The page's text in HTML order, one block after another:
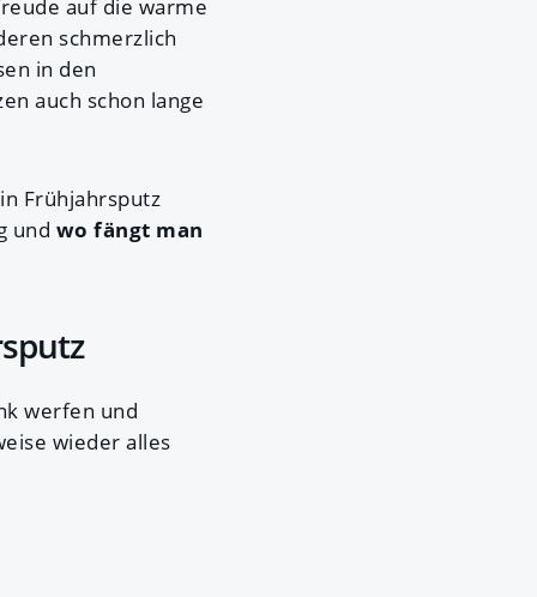
auf die warme
schmerzlich
in den
auch schon lange
Frühjahrsputz
und wo fängt man
werfen und
wieder alles